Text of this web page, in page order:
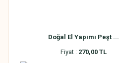
Doğal El Yapımı Peşt ...
Fiyat : 270,00 TL